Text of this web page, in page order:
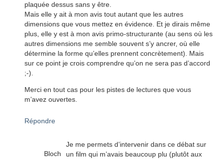
plaquée dessus sans y être.
Mais elle y ait à mon avis tout autant que les autres
dimensions que vous mettez en évidence. Et je dirais même
plus, elle y est à mon avis primo-structurante (au sens où les
autres dimensions me semble souvent s’y ancrer, où elle
détermine la forme qu’elles prennent concrètement). Mais
sur ce point je crois comprendre qu’on ne sera pas d’accord
;-).
Merci en tout cas pour les pistes de lectures que vous
m’avez ouvertes.
Répondre
Bloch
Je me permets d’intervenir dans ce débat sur
un film qui m’avais beaucoup plu (plutôt aux